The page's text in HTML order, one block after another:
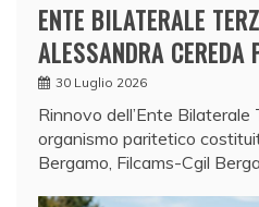
ENTE BILATERALE
ALESSANDRA CEREDA
30 Luglio 2026
Rinnovo dell’Ente Bilaterale
organismo paritetico
Bergamo, Filcams-Cgil